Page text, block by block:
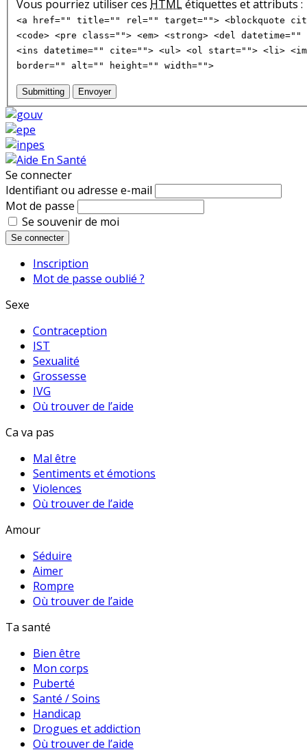
Vous pourriez utiliser ces HTMLétiquettes et attributs :
<a href="" title="" rel="" target=""> <blockquote
<code> <pre class=""> <em> <strong> <del
<ins datetime="" cite=""> <ul> <ol start=""> <li>
border="" alt="" height="" width="">
Submitting Envoyer
Se connecter
Identifiant ou adresse e-mail
Mot de passe
Se souvenir de moi
Se connecter
Inscription
Mot de passe oublié ?
Sexe
Contraception
IST
Sexualité
Grossesse
IVG
Où trouver de l’aide
Ca va pas
Mal être
Sentiments et émotions
Violences
Où trouver de l’aide
Amour
Séduire
Aimer
Rompre
Où trouver de l’aide
Ta santé
Bien être
Mon corps
Puberté
Santé / Soins
Handicap
Drogues et addiction
Où trouver de l’aide